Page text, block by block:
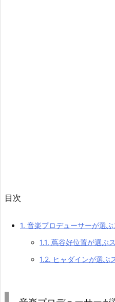
目次
1. 音楽プロデューサーが選
1.1. 蔦谷好位置が選ぶ
1.2. ヒャダインが選ぶ